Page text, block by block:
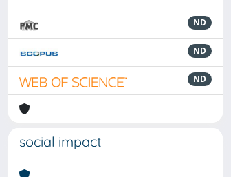
ND
ND
ND
social impact